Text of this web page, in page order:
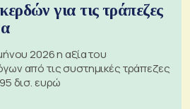
για τις τράπεζες
2026 η αξία του
από τις συστημικές τράπεζες
δισ. ευρώ